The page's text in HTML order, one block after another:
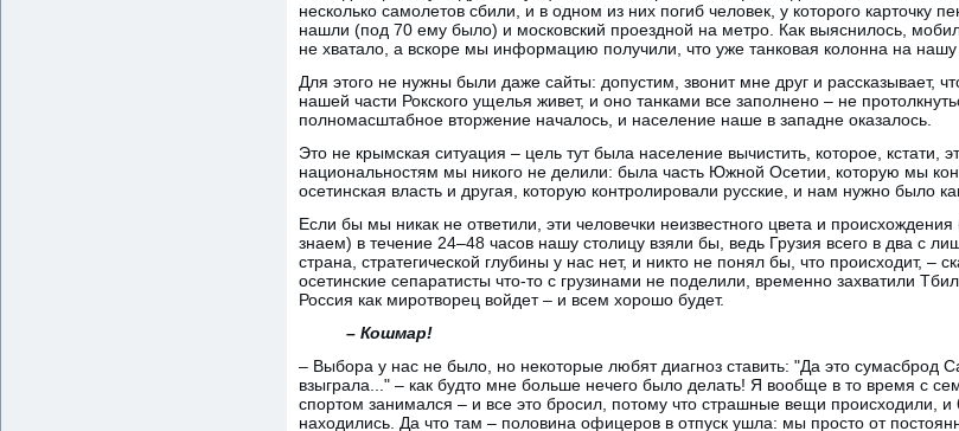
несколько самолетов сбили, и в одном из них погиб человек, у которого карточку
нашли (под 70 ему было) и московский проездной на метро. Как выяснилось,
не хватало, а вскоре мы информацию получили, что уже танковая колонна на нашу
Для этого не нужны были даже сайты: допустим, звонит мне друг и рассказывает,
нашей части Рокского ущелья живет, и оно танками все заполнено – не
полномасштабное вторжение началось, и население наше в западне оказалось.
Это не крымская ситуация – цель тут была население вычистить, которое, кстати,
национальностям мы никого не делили: была часть Южной Осетии, которую мы
осетинская власть и другая, которую контролировали русские, и нам нужно было
Если бы мы никак не ответили, эти человечки неизвестного цвета и
знаем) в течение 24–48 часов нашу столицу взяли бы, ведь Грузия всего в два с
страна, стратегической глубины у нас нет, и никто не понял бы, что происходит, –
осетинские сепаратисты что-то с грузинами не поделили, временно захватили
Россия как миротворец войдет – и всем хорошо будет.
– Кошмар!
– Выбора у нас не было, но некоторые любят диагноз ставить: "Да это сумасброд
взыграла..." – как будто мне больше нечего было делать! Я вообще в то время с
спортом занимался – и все это бросил, потому что страшные вещи происходили, и
находились. Да что там – половина офицеров в отпуск ушла: мы просто от